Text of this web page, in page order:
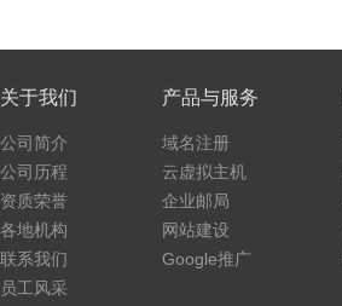
关于我们
公司简介
公司历程
资质荣誉
各地机构
联系我们
员工风采
产品与服务
域名注册
云虚拟主机
企业邮局
网站建设
Google推广